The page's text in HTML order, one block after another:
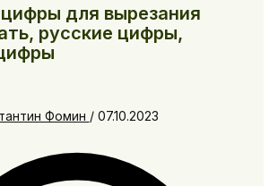
для вырезания
русские цифры,
Фомин / 07.10.2023